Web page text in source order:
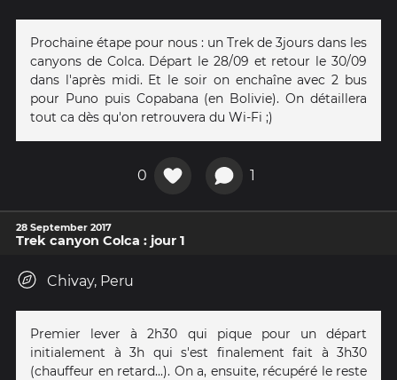
Prochaine étape pour nous : un Trek de 3jours dans les
canyons de Colca. Départ le 28/09 et retour le 30/09
dans l'après midi. Et le soir on enchaîne avec 2 bus
pour Puno puis Copabana (en Bolivie). On détaillera
tout ca dès qu'on retrouvera du Wi-Fi ;)
0 1
28 September 2017
Trek canyon Colca : jour 1
Chivay, Peru
Premier lever à 2h30 qui pique pour un départ
initialement à 3h qui s'est finalement fait à 3h30
(chauffeur en retard...). On a, ensuite, récupéré le reste